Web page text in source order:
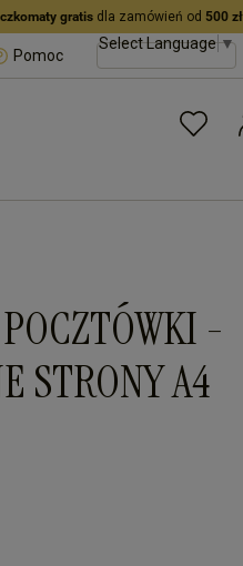
gratis dla zamówień od 500
Select Language▼
Pomoc
-
STRONY A4